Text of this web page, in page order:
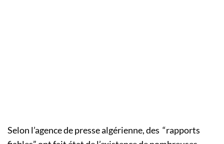
Selon l’agence de presse algérienne, des “rapports